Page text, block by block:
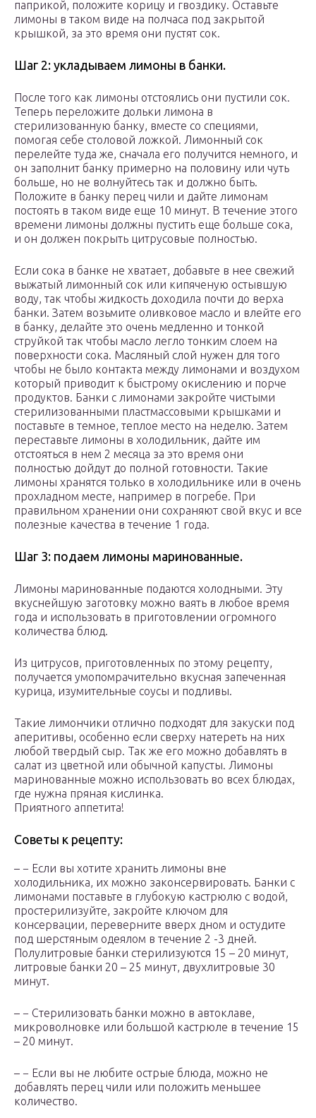
паприкой, положите корицу и гвоздику. Оставьте
лимоны в таком виде на полчаса под закрытой
крышкой, за это время они пустят сок.
Шаг 2: укладываем лимоны в банки.
После того как лимоны отстоялись они пустили сок.
Теперь переложите дольки лимона в
стерилизованную банку, вместе со специями,
помогая себе столовой ложкой. Лимонный сок
перелейте туда же, сначала его получится немного, и
он заполнит банку примерно на половину или чуть
больше, но не волнуйтесь так и должно быть.
Положите в банку перец чили и дайте лимонам
постоять в таком виде еще 10 минут. В течение этого
времени лимоны должны пустить еще больше сока,
и он должен покрыть цитрусовые полностью.
Если сока в банке не хватает, добавьте в нее свежий
выжатый лимонный сок или кипяченую остывшую
воду, так чтобы жидкость доходила почти до верха
банки. Затем возьмите оливковое масло и влейте его
в банку, делайте это очень медленно и тонкой
струйкой так чтобы масло легло тонким слоем на
поверхности сока. Масляный слой нужен для того
чтобы не было контакта между лимонами и воздухом
который приводит к быстрому окислению и порче
продуктов. Банки с лимонами закройте чистыми
стерилизованными пластмассовыми крышками и
поставьте в темное, теплое место на неделю. Затем
переставьте лимоны в холодильник, дайте им
отстояться в нем 2 месяца за это время они
полностью дойдут до полной готовности. Такие
лимоны хранятся только в холодильнике или в очень
прохладном месте, например в погребе. При
правильном хранении они сохраняют свой вкус и все
полезные качества в течение 1 года.
Шаг 3: подаем лимоны маринованные.
Лимоны маринованные подаются холодными. Эту
вкуснейшую заготовку можно ваять в любое время
года и использовать в приготовлении огромного
количества блюд.
Из цитрусов, приготовленных по этому рецепту,
получается умопомрачительно вкусная запеченная
курица, изумительные соусы и подливы.
Такие лимончики отлично подходят для закуски под
аперитивы, особенно если сверху натереть на них
любой твердый сыр. Так же его можно добавлять в
салат из цветной или обычной капусты. Лимоны
маринованные можно использовать во всех блюдах,
где нужна пряная кислинка.
Приятного аппетита!
Советы к рецепту:
– − Если вы хотите хранить лимоны вне
холодильника, их можно законсервировать. Банки с
лимонами поставьте в глубокую кастрюлю с водой,
простерилизуйте, закройте ключом для
консервации, переверните вверх дном и остудите
под шерстяным одеялом в течение 2 -3 дней.
Полулитровые банки стерилизуются 15 – 20 минут,
литровые банки 20 – 25 минут, двухлитровые 30
минут.
– − Стерилизовать банки можно в автоклаве,
микроволновке или большой кастрюле в течение 15
– 20 минут.
– − Если вы не любите острые блюда, можно не
добавлять перец чили или положить меньшее
количество.